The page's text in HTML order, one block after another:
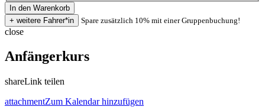
Spare zusätzlich 10% mit einer Gruppenbuchung!
close
Anfängerkurs
shareLink teilen
attachmentZum Kalendar hinzufügen